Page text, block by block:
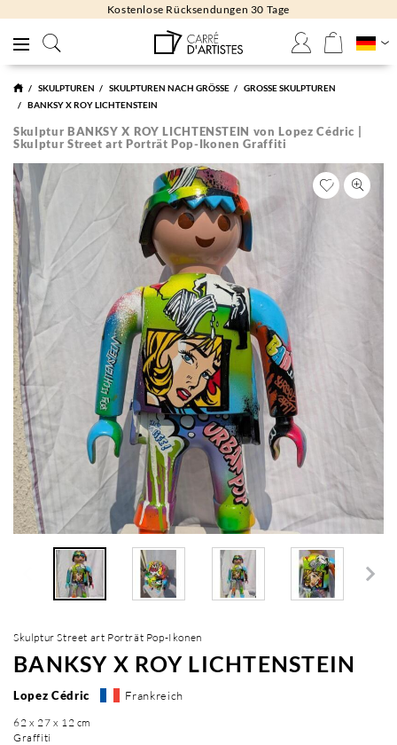
Kostenlose Rücksendungen 30 Tage
SKULPTUREN SKULPTUREN NACH GRÖSSE
GROSSE SKULPTUREN
BANKSY X ROY LICHTENSTEIN
Skulptur BANKSY X ROY LICHTENSTEIN von Lopez Cédric |
Skulptur Street art Porträt Pop-Ikonen Graffiti
Skulptur Street art Porträt Pop-Ikonen
BANKSY X ROY LICHTENSTEIN
Lopez Cédric Frankreich
62 x 27 x 12 cm
Graffiti